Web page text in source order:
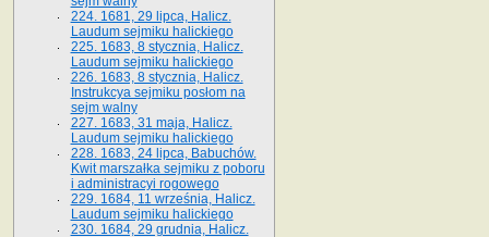
224. 1681, 29 lipca, Halicz.
Laudum sejmiku halickiego
225. 1683, 8 stycznia, Halicz.
Laudum sejmiku halickiego
226. 1683, 8 stycznia, Halicz.
Instrukcya sejmiku posłom na
sejm walny
227. 1683, 31 maja, Halicz.
Laudum sejmiku halickiego
228. 1683, 24 lipca, Babuchów.
Kwit marszałka sejmiku z poboru
i administracyi rogowego
229. 1684, 11 września, Halicz.
Laudum sejmiku halickiego
230. 1684, 29 grudnia, Halicz.